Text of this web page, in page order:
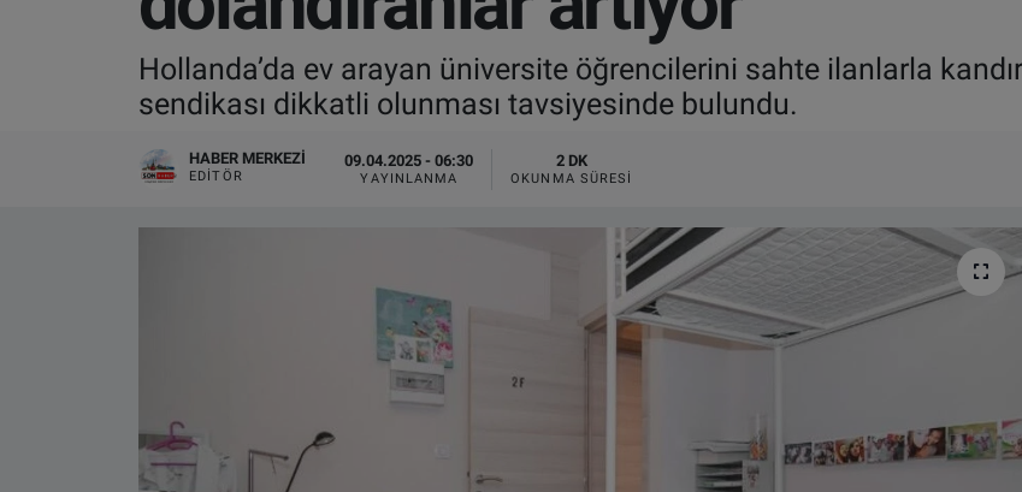
Hollanda’da ev arayan üniversite öğrencilerini sahte ilanlarla
sendikası dikkatli olunması tavsiyesinde bulundu.
HABER MERKEZI
EDITÖR
09.04.2025 - 06:30
YAYINLANMA
2 DK
OKUNMA SÜRESI
ALGEMENE VOORWAARDEN
CONTACT
Çerez Politikası